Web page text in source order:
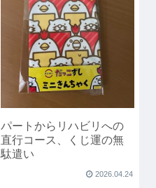
パートからリハビリへの
直行コース、くじ運の無
駄遣い
2026.04.24